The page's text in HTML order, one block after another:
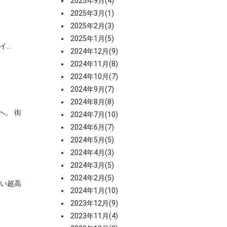
...
。 街
超高
2025年3月(1)
2025年2月(3)
2025年1月(5)
2024年12月(9)
2024年11月(8)
2024年10月(7)
2024年9月(7)
2024年8月(8)
2024年7月(10)
2024年6月(7)
2024年5月(5)
2024年4月(3)
2024年3月(5)
2024年2月(5)
2024年1月(10)
2023年12月(9)
2023年11月(4)